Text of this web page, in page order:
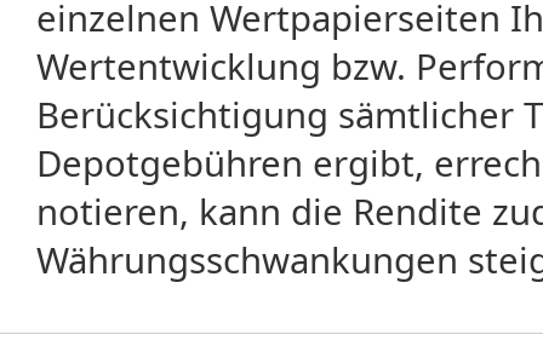
einzelnen Wertpapierseiten
Wertentwicklung bzw.
Berücksichtigung sämtlicher
Depotgebühren ergibt,
notieren, kann die Rendite
Währungsschwankungen